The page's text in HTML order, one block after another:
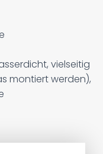
vielseitig
montiert werden),